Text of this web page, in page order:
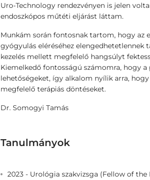
Uro-Technology rendezvényen is jelen
endoszkópos műtéti eljárást láttam.
Munkám során fontosnak tartom, hogy az
gyógyulás eléréséhez
kezelés mellett megfelelő hangsúlyt
Kiemelkedő fontosságú számomra, hogy a
lehetőségeket, így alkalom nyílik arra,
megfelelő terápiás döntéseket.
Dr. Somogyi Tamás
Tanulmányok
2023 - Urológia szakvizsga (Fellow of